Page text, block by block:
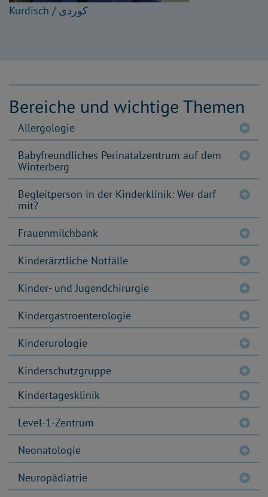
Kurdisch / کوردی
Bereiche und wichtige Themen
Allergologie
Babyfreundliches Perinatalzentrum auf dem
Winterberg
Begleitperson in der Kinderklinik: Wer darf
mit?
Frauenmilchbank
Kinderärztliche Notfälle
Kinder- und Jugendchirurgie
Kindergastroenterologie
Kinderurologie
Kinderschutzgruppe
Kindertagesklinik
Level-1-Zentrum
Neonatologie
Neuropädiatrie